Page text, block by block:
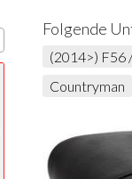
Folgende
(2014>) F56
Countryman